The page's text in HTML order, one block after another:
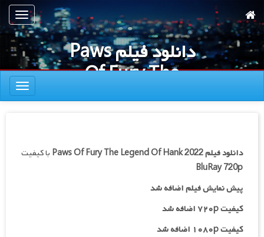
به
محتوای
اصلی
ناوبری
دانلود فیلم Paws
Of Fury The
Legend Of Hank
ناوبری
دانلود فیلمPaws Of Fury The Legend Of Hank 2022 با کیفیت
BluRay 720p
پیش نمایش فیلم اضافه شد
کیفیت ۷۲۰p اضافه شد
کیفیت ۱۰۸۰p اضافه شد